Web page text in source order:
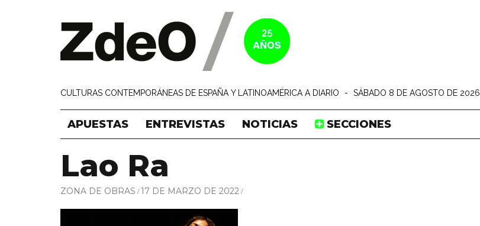
CULTURAS CONTEMPORÁNEAS DE ESPAÑA Y LATINOAMÉRICA A DIARIO - SÁBADO 8 DE AGOSTO DE 2026
APUESTAS ENTREVISTAS NOTICIAS SECCIONES
Lao Ra
ZONA DE OBRAS 17 DE MARZO DE 2022